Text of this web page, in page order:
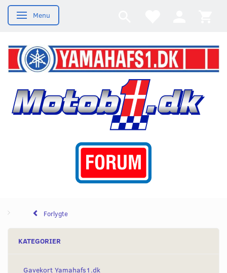
Skifte navigation
Menu
Forlygte
KATEGORIER
Gavekort Yamahafs1.dk